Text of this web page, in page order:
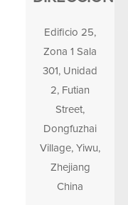
Edificio 25,
Zona 1 Sala
301, Unidad
2, Futian
Street,
Dongfuzhai
Village, Yiwu,
Zhejiang
China